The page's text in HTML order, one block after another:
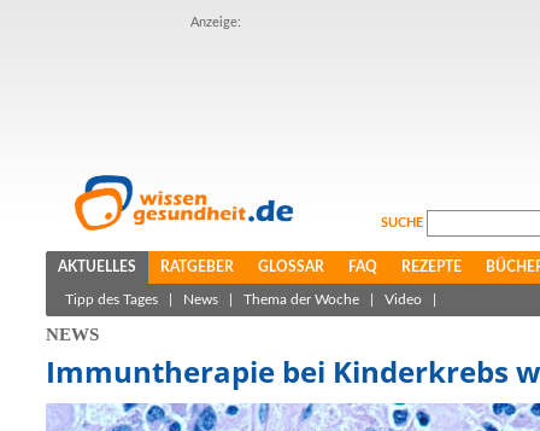
Anzeige:
SUCHE
AKTUELLES RATGEBER GLOSSAR FAQ REZEPTE
Tipp des Tages News Thema der Woche Video
NEWS
Immuntherapie bei Kinderkrebs